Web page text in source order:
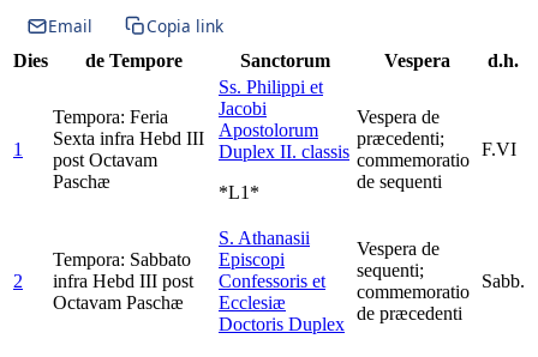
Email
Copia link
Dies de Tempore Sanctorum Vespera d.h.
1
Tempora: Feria
Sexta infra Hebd III
post Octavam
Paschæ
Ss. Philippi et
Jacobi
Apostolorum
Duplex II. classis
*L1*
Vespera de
præcedenti;
commemoratio
de sequenti
F.VI
2
Tempora: Sabbato
infra Hebd III post
Octavam Paschæ
S. Athanasii
Episcopi
Confessoris et
Ecclesiæ
Doctoris Duplex
Vespera de
sequenti;
commemoratio
de præcedenti
Sabb.